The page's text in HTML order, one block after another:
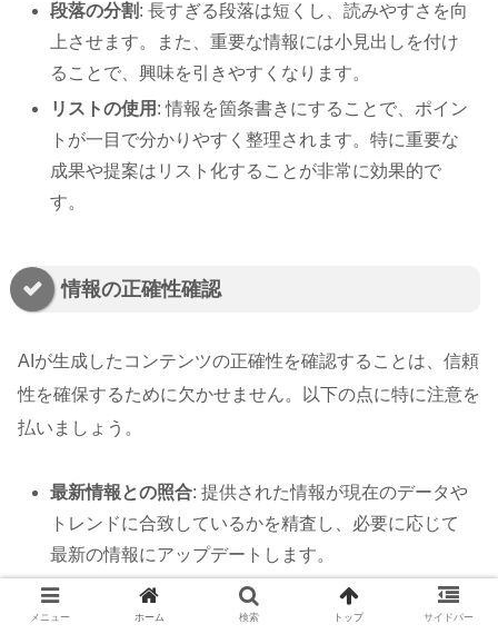
段落の分割: 長すぎる段落は短くし、読みやすさを向
上させます。また、重要な情報には小見出しを付け
ることで、興味を引きやすくなります。
リストの使用 : 情報を箇条書きにすることで、ポイン
トが一目で分かりやすく整理されます。特に重要な
成果や提案はリスト化することが非常に効果的で
す。
情報の正確性確認
AIが生成したコンテンツの正確性を確認することは、信頼
性を確保するために欠かせません。以下の点に特に注意を
払いましょう。
最新情報との照合: 提供された情報が現在のデータや
トレンドに合致しているかを精査し、必要に応じて
最新の情報にアップデートします。
信頼できる情報源の参照: AIが作成した内容の信憑性
を保つために、専門的な文献や資料を参考にし、事
メニュー ホーム 検索 トップ サイドバー